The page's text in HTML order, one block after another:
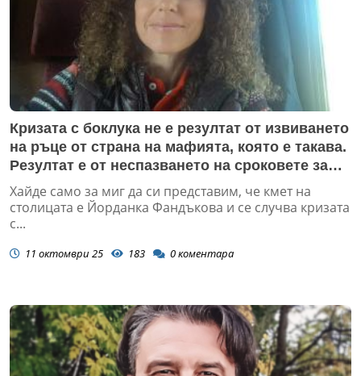
Кризата с боклука не е резултат от извиването
на ръце от страна на мафията, която е такава.
Резултат е от неспазването на сроковете за
пускането на обществената поръчка
Хайде само за миг да си представим, че кмет на
столицата е Йорданка Фандъкова и се случва кризата
с...
11 октомври 25 183 0коментара